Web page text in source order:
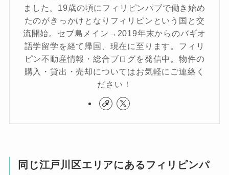
ました。19歳の頃にフィリピンパブで働き始め
たのがきっかけとなりフィリピンという国と交
流開始。セブ島メイン→2019年末からのバギオ
語学留学を経て帰国、現在に至ります。フィリ
ピン不動産情報・総合ブログを発信中。物件の
購入・貸出・売却についてはお気軽にご連絡く
ださい！
同じ江戸川区エリアにあるフィリピンパ